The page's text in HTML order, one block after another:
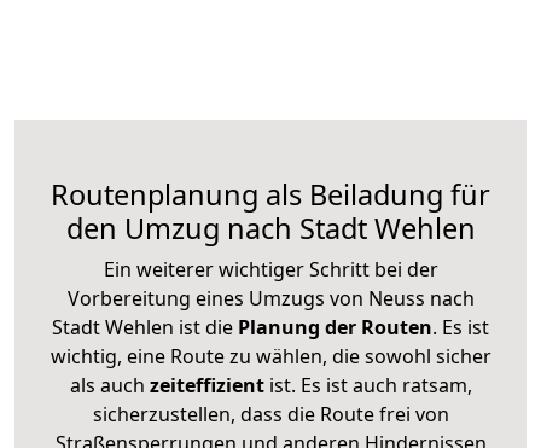
Routenplanung als Beiladung für
den Umzug nach Stadt Wehlen
Ein weiterer wichtiger Schritt bei der
Vorbereitung eines Umzugs von Neuss nach
Stadt Wehlen ist die Planung der Routen. Es ist
wichtig, eine Route zu wählen, die sowohl sicher
als auch zeiteffizientist. Es ist auch ratsam,
sicherzustellen, dass die Route frei von